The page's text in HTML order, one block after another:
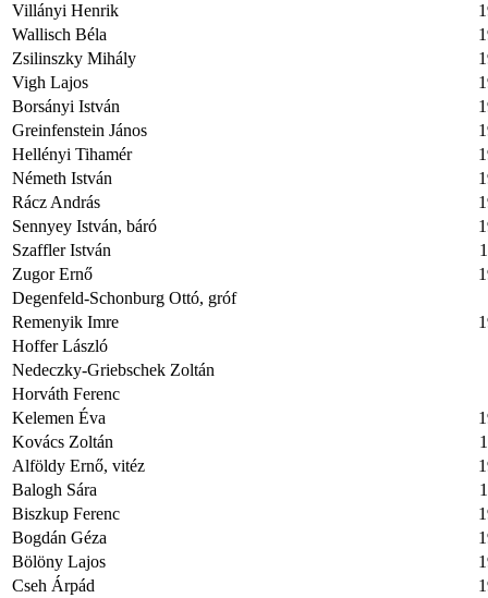
Villányi Henrik
Wallisch Béla
Zsilinszky Mihály
Vigh Lajos
Borsányi István
Greinfenstein János
Hellényi Tihamér
Németh István
Rácz András
Sennyey István, báró
Szaffler István
Zugor Ernő
Degenfeld-Schonburg Ottó, gróf
Remenyik Imre
Hoffer László
Nedeczky-Griebschek Zoltán
Horváth Ferenc
Kelemen Éva
Kovács Zoltán
Alföldy Ernő, vitéz
Balogh Sára
Biszkup Ferenc
Bogdán Géza
Bölöny Lajos
Cseh Árpád